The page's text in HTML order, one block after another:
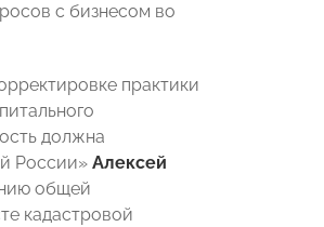
с бизнесом во
практики
должна
России» Алексей
общей
кадастровой